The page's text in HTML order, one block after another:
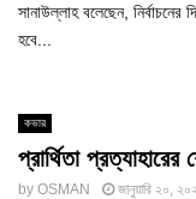
সানাউল্লাহ বলেছেন,
হবে...
কভার
প্রার্থিতা
by OSMAN জানুয়ারি ২০,